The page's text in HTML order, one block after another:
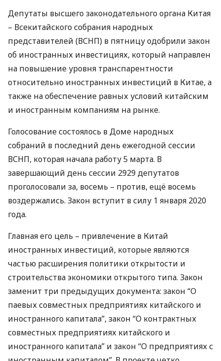
Депутаты высшего законодательного органа Китая
– Всекитайского собрания народных
представителей (ВСНП) в пятницу одобрили закон
об иностранных инвестициях, который направлен
на повышение уровня транспарентности
относительно иностранных инвестиций в Китае, а
также на обеспечение равных условий китайским
и иностранным компаниям на рынке.
Голосование состоялось в Доме народных
собраний в последний день ежегодной сессии
ВСНП, которая начала работу 5 марта. В
завершающий день сессии 2929 депутатов
проголосовали за, восемь – против, ещё восемь
воздержались. Закон вступит в силу 1 января 2020
года.
Главная его цель – привлечение в Китай
иностранных инвестиций, которые являются
частью расширения политики открытости и
строительства экономики открытого типа. Закон
заменит три предыдущих документа: закон “О
паевых совместных предприятиях китайского и
иностранного капитала”, закон “О контрактных
совместных предприятиях китайского и
иностранного капитала” и закон “О предприятиях с